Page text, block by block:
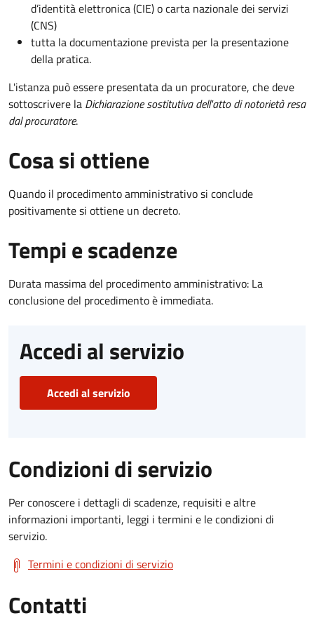
d’identità elettronica (CIE) o carta nazionale dei servizi
(CNS)
tutta la documentazione prevista per la presentazione
della pratica.
L'istanza può essere presentata da un procuratore, che deve
sottoscrivere la Dichiarazione sostitutiva dell'atto di notorietà resa
dal procuratore.
Cosa si ottiene
Quando il procedimento amministrativo si conclude
positivamente si ottiene un decreto.
Tempi e scadenze
Durata massima del procedimento amministrativo: La
conclusione del procedimento è immediata.
Accedi al servizio
Accedi al servizio
Condizioni di servizio
Per conoscere i dettagli di scadenze, requisiti e altre
informazioni importanti, leggi i termini e le condizioni di
servizio.
Termini e condizioni di servizio
Contatti